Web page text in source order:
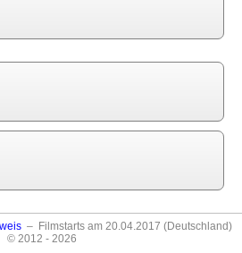
– Filmstarts am 20.04.2017 (Deutschland)
© 2012 - 2026